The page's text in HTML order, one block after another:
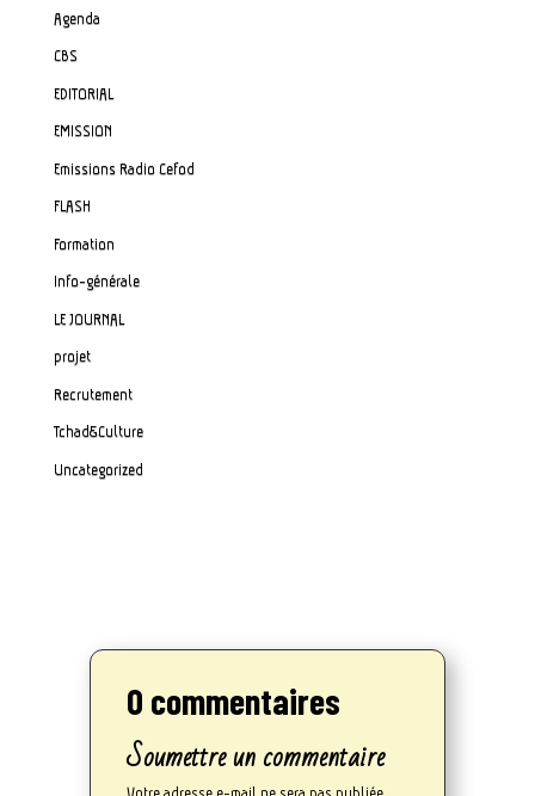
Agenda
CBS
EDITORIAL
EMISSION
Emissions Radio Cefod
FLASH
Formation
Info-générale
LE JOURNAL
projet
Recrutement
Tchad&Culture
Uncategorized
0 commentaires
Soumettre un commentaire